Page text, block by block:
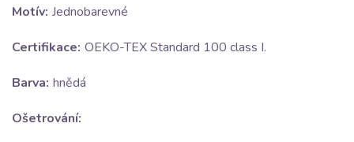
Motív: Jednobarevné
Certifikace: OEKO-TEX Standard 100 class I.
Barva: hnědá
Ošetrování: